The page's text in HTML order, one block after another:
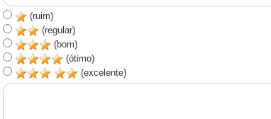
(ruim)
(regular)
(bom)
(ótimo)
(excelente)